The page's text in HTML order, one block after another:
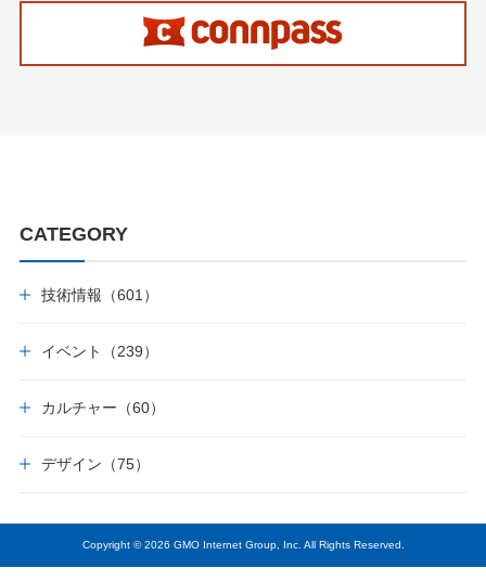
CATEGORY
技術情報（601）
イベント（239）
カルチャー（60）
デザイン（75）
Copyright © 2026 GMO Internet Group, Inc. All Rights Reserved.